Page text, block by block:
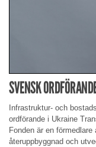
SVENSK
Infrastruktur- och
ordförande i Ukraine
Fonden är en
återuppbyggnad och